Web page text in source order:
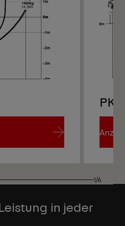
PK
1/6
in jeder